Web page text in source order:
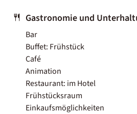
Gastronomie und
Bar
Buffet: Frühstück
Café
Animation
Restaurant: im Hotel
Frühstücksraum
Einkaufsmöglichkeiten